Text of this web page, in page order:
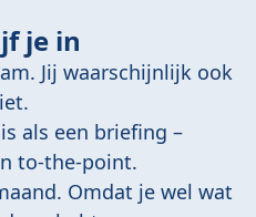
je in
Jij waarschijnlijk ook
als een briefing –
to-the-point.
Omdat je wel wat